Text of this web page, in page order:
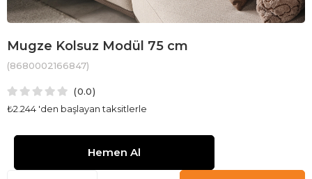
Mugze Kolsuz Modül 75 cm
(8680002166847)
0.0
₺2.244 'den başlayan taksitlerle